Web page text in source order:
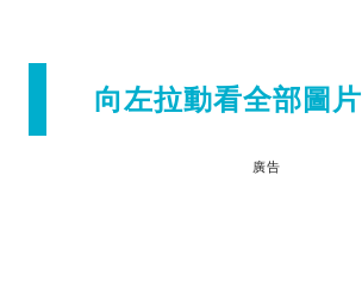
向左拉動看全部圖片
廣告